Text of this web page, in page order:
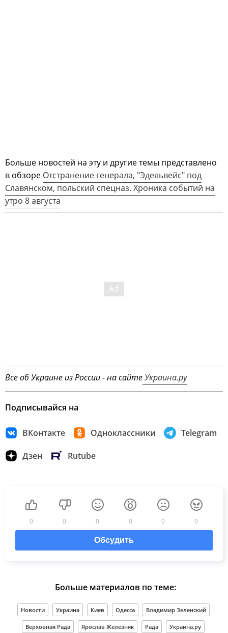
Больше новостей на эту и другие темы представлено
в обзоре Отстранение генерала, "Эдельвейс" под
Славянском, польский спецназ. Хроника событий на
утро 8 августа
Все об Украине из России - на сайтеУкраина.ру
Подписывайся на
ВКонтакте Одноклассники Telegram
Дзен Rutube
0 0 0 0 0 0
Обсудить
Больше материалов по теме:
Новости Украина Киев Одесса Владимир Зеленский
Верховная Рада Ярослав Железняк Рада Украина.ру